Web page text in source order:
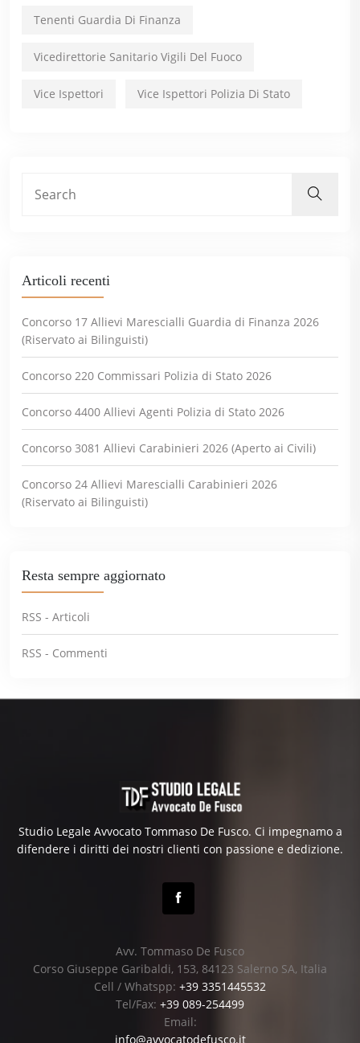
Tenenti Guardia Di Finanza
Vicedirettorie Sanitario Vigili Del Fuoco
Vice Ispettori Vice Ispettori Polizia Di Stato
Articoli recenti
Concorso 17 Allievi Marescialli Guardia di Finanza 2026
(Riservato ai Bilinguisti)
Concorso 220 Commissari Polizia di Stato 2026
Concorso 4400 Allievi Agenti Polizia di Stato 2026
Concorso 3081 Allievi Carabinieri 2026 (Aperto ai Civili)
Concorso 24 Allievi Marescialli Carabinieri 2026
(Riservato ai Bilinguisti)
Resta sempre aggiornato
RSS - Articoli
RSS - Commenti
Studio Legale Avvocato Tommaso De Fusco. Ci impegnamo a
difendere i diritti dei nostri clienti con passione e dedizione.
Avv. Tommaso De Fusco
Corso Giuseppe Garibaldi, 153, 84123 Salerno SA, Italia
Cell / Whatspp: +39 3351445532
Tel/Fax: +39 089-254499
Email:
info@avvocatodefusco.it